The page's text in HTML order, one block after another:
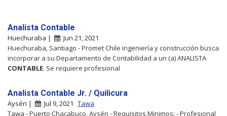
Analista Contable
Huechuraba |
Jun 21, 2021
Huechuraba, Santiago - Promet Chile ingeniería y construcción busca
incorporar a su Departamento de Contabilidad a un (a) ANALISTA
CONTABLE. Se requiere profesional
Analista Contable Jr. / Quilicura
Aysén | Jul 9, 2021 Tawa
Tawa - Puerto Chacabuco, Aysén - Requisitos Minimos: - Profesional